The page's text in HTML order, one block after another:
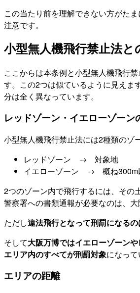
この当たり前を理解できない方がた
注意です。
小型無人機飛行禁止法と
ここからは本条例と小型無人機飛行
す。この2つは似ているように見えま
分は全く異なっています。
レッドゾーン・イエローゾーン
小型無人機飛行禁止法には2種類のゾ
レッドゾーン → 対象地
イエローゾーン → 概ね300m
2つのゾーン内で飛行するには、その
警察署への書類通報が必要なのは、大
ただし違法飛行となって刑罰になる
そして大阪万博ではイエローゾーンや
エリア内のすべてが刑罰対象になって
エリアの距離